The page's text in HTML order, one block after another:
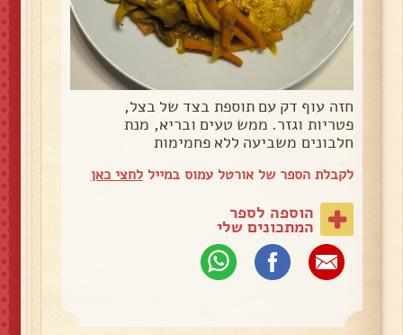
חזה עוף דק עם תוספת בצד של בצל,
פטריות וגזר. ממש טעים ובריא, מנת
חלבונים משביעה ללא פחמימות
לקבלת הספר של אורטל עמוס במייללחצי כאן
הוספה לספר
המתכונים שלי